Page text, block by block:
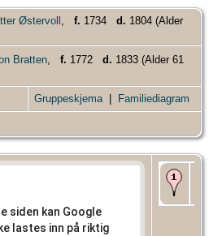
Østervoll f. 1734 d. 1804 (Alder
Bratten f. 1772 d. 1833 (Alder 61
Gruppeskjema Familiediagram
siden kan Google
lastes inn på riktig